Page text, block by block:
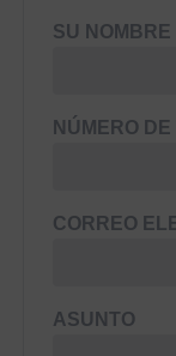
SU NOMBRE
NÚMERO
CORREO
ASUNTO